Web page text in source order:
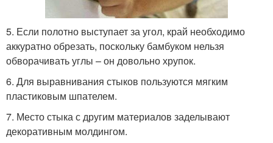
5. Если полотно выступает за угол, край необходимо
аккуратно обрезать, поскольку бамбуком нельзя
обворачивать углы – он довольно хрупок.
6. Для выравнивания стыков пользуются мягким
пластиковым шпателем.
7. Место стыка с другим материалов заделывают
декоративным молдингом.